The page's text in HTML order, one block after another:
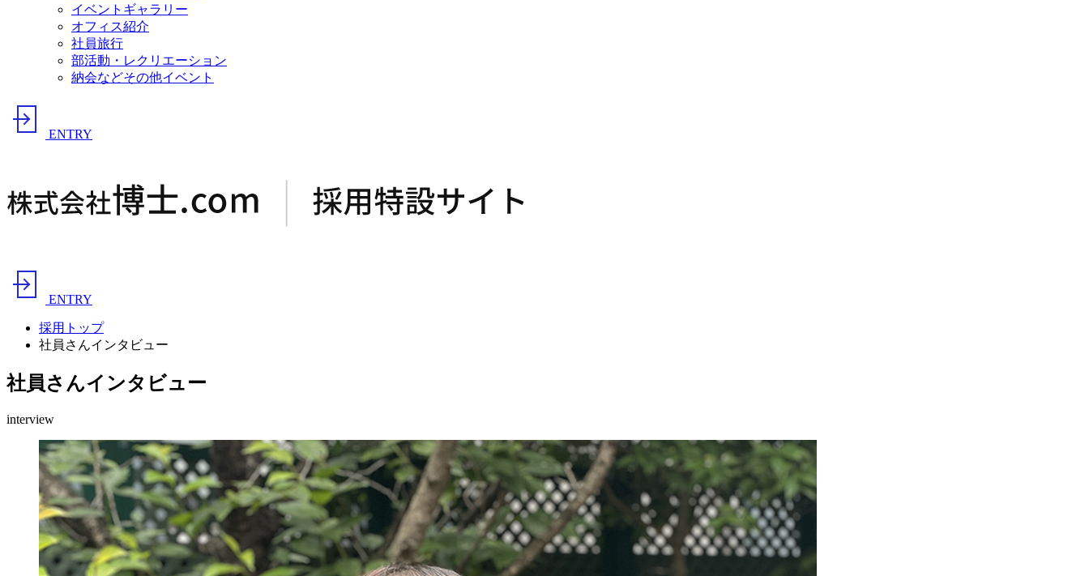
イベントギャラリー
オフィス紹介
社員旅行
部活動・レクリエーション
納会などその他イベント
ENTRY
ENTRY
採用トップ
社員さんインタビュー
社員さんインタビュー
interview